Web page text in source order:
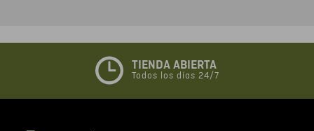
Califique el producto de 1 a 5 estrellas
★☆ ☆
Su nombre
TIENDA ABIERTA
Todos los días 24/7